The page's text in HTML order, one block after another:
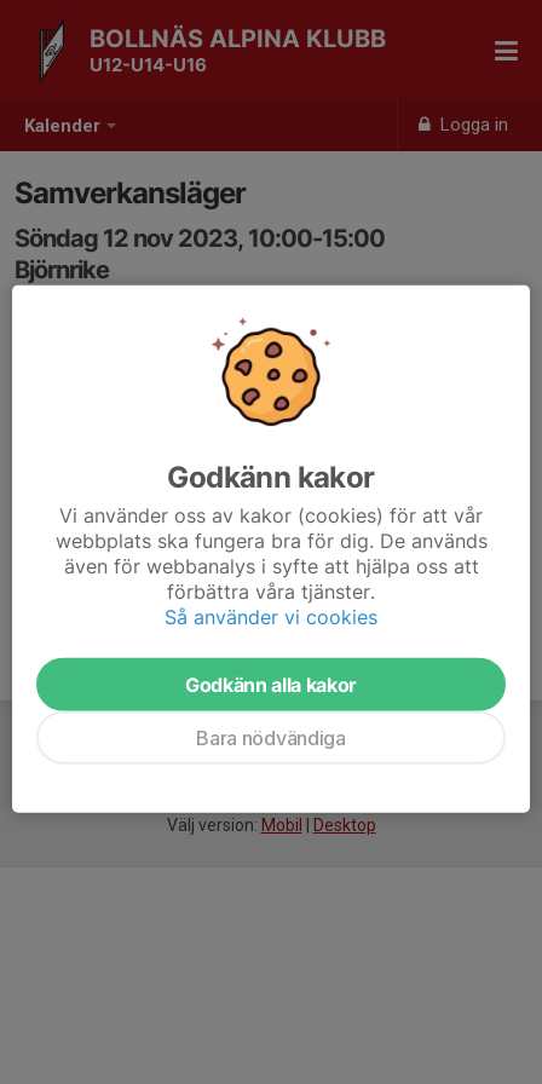
Kalender Logga in
BOLLNÄS ALPINA KLUBB
U12-U14-U16
Samverkansläger
Söndag 12 nov 2023, 10:00-15:00
Björnrike
Välj version: Mobil Desktop
Godkänn kakor
Vi använder oss av kakor (cookies) för att vår
webbplats ska fungera bra för dig. De används
även för webbanalys i syfte att hjälpa oss att
förbättra våra tjänster.
Så använder vi cookies
Godkänn alla kakor
Bara nödvändiga